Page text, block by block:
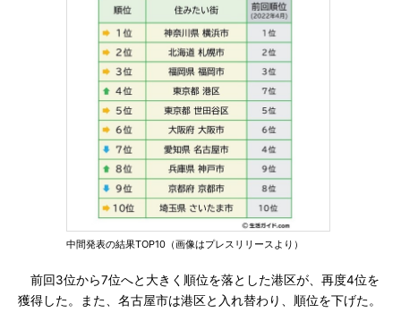
中間発表の結果TOP10（画像はプレスリリースより）
前回3位から7位へと大きく順位を落とした港区が、再度4位を
獲得した。また、名古屋市は港区と入れ替わり、順位を下げた。